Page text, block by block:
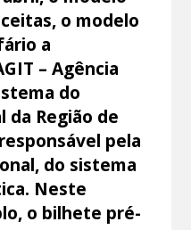
o modelo
a
– Agência
do
Região de
pela
do sistema
Neste
o bilhete pré-